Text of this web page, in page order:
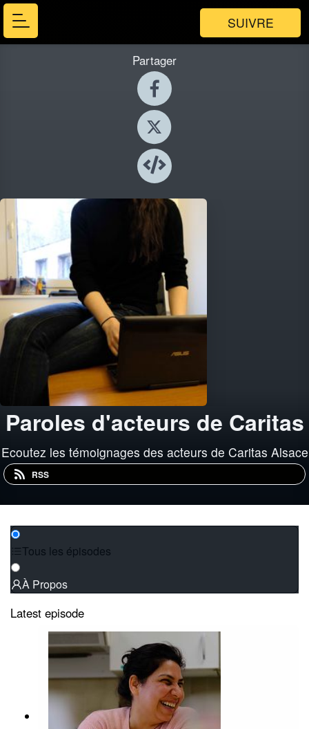
SUIVRE
Partager
Paroles d'acteurs de Caritas
Ecoutez les témoignages des acteurs de Caritas Alsace
RSS
Tous les épisodes
À Propos
Latest episode